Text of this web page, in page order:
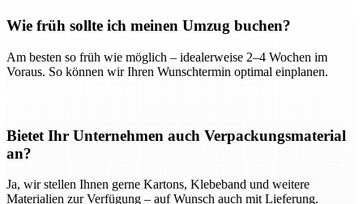
Wie früh sollte ich meinen Umzug buchen?
Am besten so früh wie möglich – idealerweise 2–4 Wochen im
Voraus. So können wir Ihren Wunschtermin optimal einplanen.
Bietet Ihr Unternehmen auch Verpackungsmaterial
an?
Ja, wir stellen Ihnen gerne Kartons, Klebeband und weitere
Materialien zur Verfügung – auf Wunsch auch mit Lieferung.